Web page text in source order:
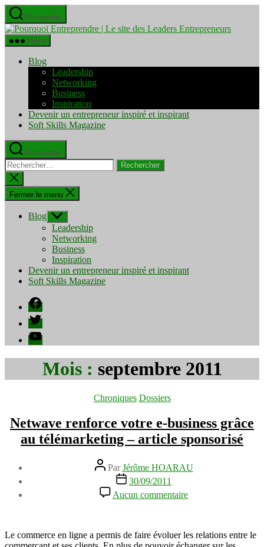
Aller
au
contenu
Recherche
Pourquoi
Menu
Blog
Leadership
Networking
Business
Inspiration
Devenir un entrepreneur inspiré et inspirant
Soft Skills Magazine
Recherche
Rechercher :
Fermer
la
recherche
Fermer le menu
Blog Afficher
le
sous-
menu
Leadership
Networking
Business
Inspiration
Devenir un entrepreneur inspiré et inspirant
Soft Skills Magazine
Facebook
Twitter
YouTube
Mois : septembre 2011
Catégories
Chroniques Dossiers
Netwave renforce votre e-business grâce
au télémarketing – article sponsorisé
Auteur
de
l’article
ParJérôme HOARAU
Date
l’article
30/09/2011
Aucun commentaire
Netwave
e-
business
Le commerce en ligne a permis de faire évoluer les relations entre le